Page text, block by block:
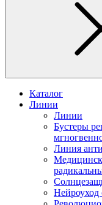
Каталог
Линии
Линии
Бустеры
Линия
Нейроуход